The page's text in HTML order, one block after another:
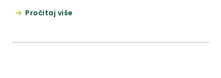
područnoj (regionalnoj) samoupravi (“Narodne
Pročitaj više